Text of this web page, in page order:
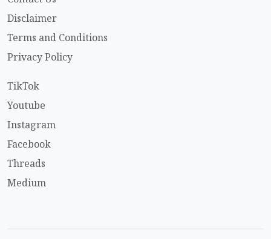
Disclaimer
Terms and Conditions
Privacy Policy
TikTok
Youtube
Instagram
Facebook
Threads
Medium